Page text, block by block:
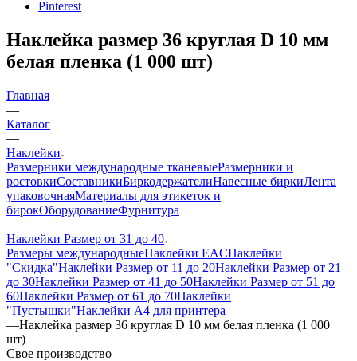
Pinterest
Наклейка размер 36 круглая D 10 мм
белая пленка (1 000 шт)
Главная
—
Каталог
—
Наклейки
Размерники международные тканевыеРазмерники и
ростовкиСоставникиБиркодержателиНавесные биркиЛента
упаковочнаяМатериалы для этикеток и
бирокОборудованиеФурнитура
—
Наклейки Размер от 31 до 40
Размеры международныеНаклейки EACНаклейки
"Скидка"Наклейки Размер от 11 до 20Наклейки Размер от 21
до 30Наклейки Размер от 41 до 50Наклейки Размер от 51 до
60Наклейки Размер от 61 до 70Наклейки
"Пустышки"Наклейки А4 для принтера
—Наклейка размер 36 круглая D 10 мм белая пленка (1 000
шт)
Свое производство